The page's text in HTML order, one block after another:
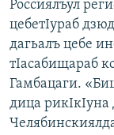
Россиялъул
цебетIураб
дагьалъ цебе
тIасабищараб
Гамбацаги.
дица рикIкIуна